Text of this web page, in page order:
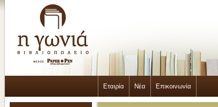
Εταιρία Νέα Επικοινωνία